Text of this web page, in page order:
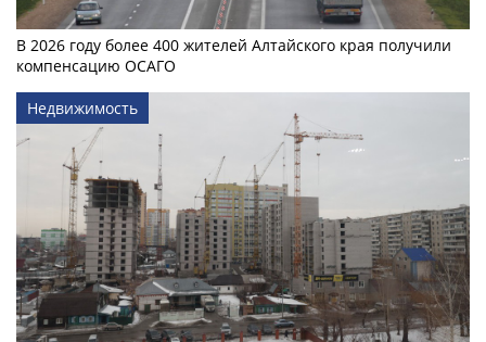
В 2026 году более 400 жителей Алтайского края получили
компенсацию ОСАГО
Недвижимость